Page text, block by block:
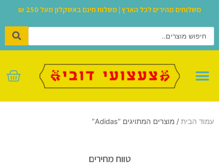
משלוחים מהירים לכל הארץ | משלוח חינם באשקלון מעל 250 ₪
עמוד הבית / מוצרים המתויגים “Adidas”
טווח מחירים